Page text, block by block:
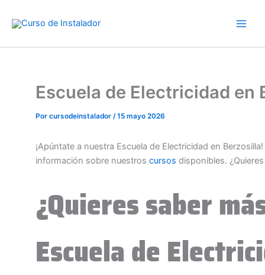
Escuela de Electricidad en
Por cursodeinstalador /15 mayo 2026
¡Apúntate a nuestra Escuela de Electricidad en
información sobre nuestros cursos disponibles.
¿Quieres saber
Escuela de